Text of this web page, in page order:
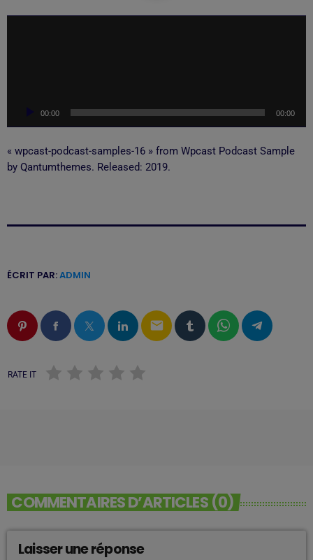
u
d
00:00 00:00
« wpcast-podcast-samples-16 » from Wpcast Podcast Sample
by Qantumthemes. Released: 2019.
ÉCRIT PAR:ADMIN
email
RATE IT
COMMENTAIRES D’ARTICLES (0)
Laisser une réponse